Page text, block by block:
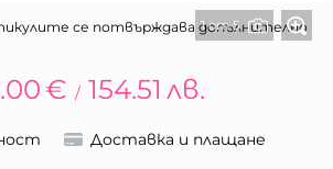
1 от 5
се потвърждава допълнително
€ / 154.51 лв.
Доставка и плащане